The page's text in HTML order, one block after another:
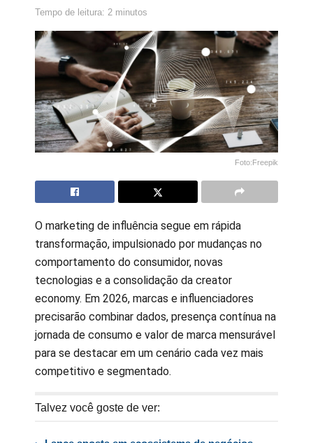
Tempo de leitura: 2 minutos
Foto:Freepik
O marketing de influência segue em rápida
transformação, impulsionado por mudanças no
comportamento do consumidor, novas
tecnologias e a consolidação da creator
economy. Em 2026, marcas e influenciadores
precisarão combinar dados, presença contínua na
jornada de consumo e valor de marca mensurável
para se destacar em um cenário cada vez mais
competitivo e segmentado.
Talvez você goste de ver: